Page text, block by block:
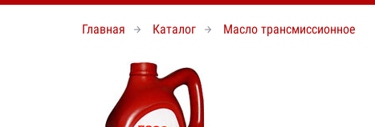
Главная Каталог Масло трансмиссионное